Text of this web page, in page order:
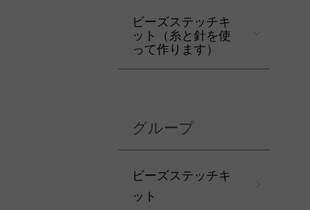
ビーズステッチキ
ット（糸と針を使
って作ります）
グループ
ビーズステッチキ
ット